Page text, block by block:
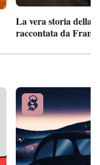
La vera storia della
raccontata da